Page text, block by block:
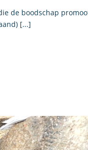
de boodschap
[...]